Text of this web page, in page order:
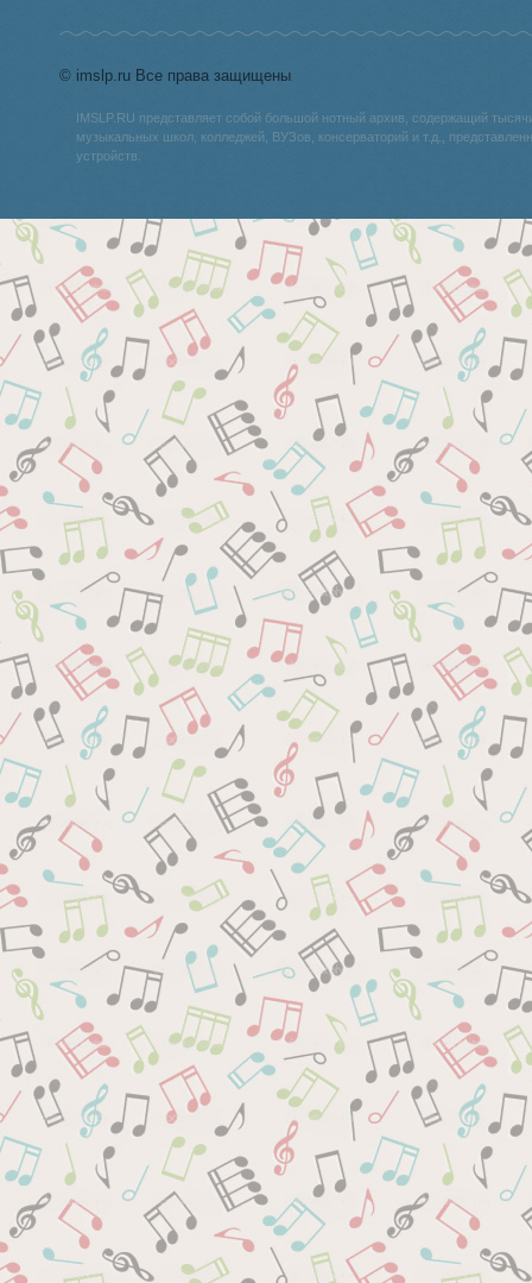
© imslp.ru Все права защищены
IMSLP.RU представляет собой большой нотный архив, содержащий
музыкальных школ, колледжей, ВУЗов, консерваторий и т.д.,
устройств.